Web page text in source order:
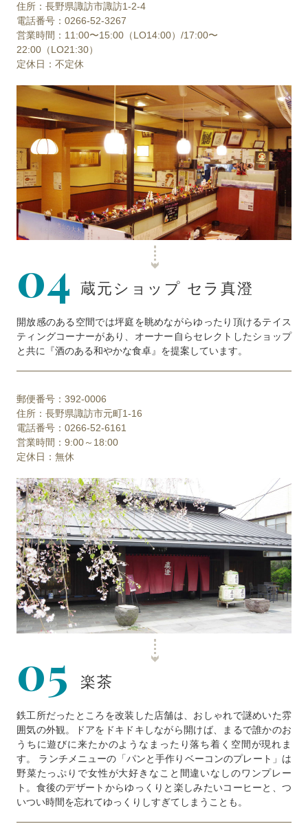
住所：長野県諏訪市諏訪1-2-4
電話番号：0266-52-3267
営業時間：11:00〜15:00（LO14:00）/17:00〜
22:00（LO21:30）
定休日：不定休
04 蔵元ショップ セラ真澄
開放感のある空間では坪庭を眺めながらゆったり頂けるテイス
ティングコーナーがあり、オーナー自らセレクトしたショップ
と共に『酒のある和やかな食卓』を提案しています。
郵便番号：392-0006
住所：長野県諏訪市元町1-16
電話番号：0266-52-6161
営業時間：9:00～18:00
定休日：無休
05 楽茶
鉄工所だったところを改装した店舗は、おしゃれで謎めいた雰
囲気の外観。ドアをドキドキしながら開けば、まるで誰かのお
うちに遊びに来たかのようなまったり落ち着く空間が現れま
す。 ランチメニューの「パンと手作りベーコンのプレート」は
野菜たっぷりで女性が大好きなこと間違いなしのワンプレー
ト。食後のデザートからゆっくりと楽しみたいコーヒーと、つ
いつい時間を忘れてゆっくりしすぎてしまうことも。